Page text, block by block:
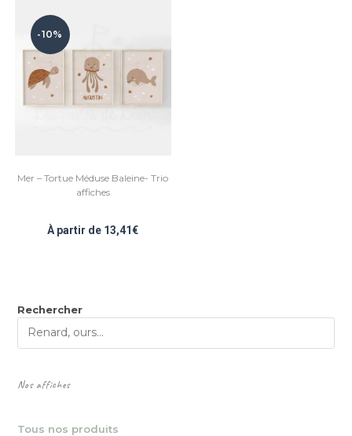
-10%
Mer – Tortue Méduse Baleine- Trio
affiches
À partir de 13,41€
Rechercher
Nos affiches
Tous nos produits